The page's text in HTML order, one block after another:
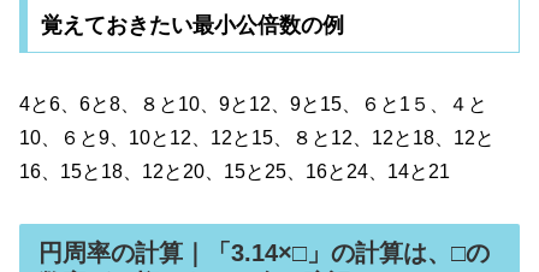
覚えておきたい最小公倍数の例
4と6、6と8、８と10、9と12、9と15、６と1５、４と
10、６と9、10と12、12と15、８と12、12と18、12と
16、15と18、12と20、15と25、16と24、14と21
円周率の計算｜「3.14×□」の計算は、□の